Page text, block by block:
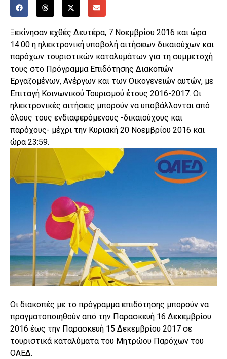
Ξεκίνησαν εχθές Δευτέρα, 7 Νοεμβρίου 2016 και ώρα
14.00 η ηλεκτρονική υποβολή αιτήσεων δικαιούχων και
παρόχων τουριστικών καταλυμάτων για τη συμμετοχή
τους στο Πρόγραμμα Επιδότησης Διακοπών
Εργαζομένων, Ανέργων και των Οικογενειών αυτών, με
Επιταγή Κοινωνικού Τουρισμού έτους 2016-2017. Οι
ηλεκτρονικές αιτήσεις μπορούν να υποβάλλονται από
όλους τους ενδιαφερόμενους -δικαιούχους και
παρόχους- μέχρι την Κυριακή 20 Νοεμβρίου 2016 και
ώρα 23:59.
Οι διακοπές με το πρόγραμμα επιδότησης μπορούν να
πραγματοποιηθούν από την Παρασκευή 16 Δεκεμβρίου
2016 έως την Παρασκευή 15 Δεκεμβρίου 2017 σε
τουριστικά καταλύματα του Μητρώου Παρόχων του
ΟΑΕΔ.